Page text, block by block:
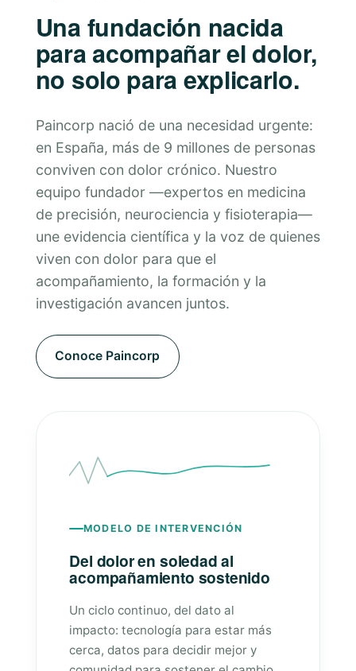
Una fundación nacida
para acompañar el dolor,
no solo para explicarlo.
Paincorp nació de una necesidad urgente:
en España, más de 9 millones de personas
conviven con dolor crónico. Nuestro
equipo fundador —expertos en medicina
de precisión, neurociencia y fisioterapia—
une evidencia científica y la voz de quienes
viven con dolor para que el
acompañamiento, la formación y la
investigación avancen juntos.
Conoce Paincorp
MODELO DE INTERVENCIÓN
Del dolor en soledad al
acompañamiento sostenido
Un ciclo continuo, del dato al
impacto: tecnología para estar más
cerca, datos para decidir mejor y